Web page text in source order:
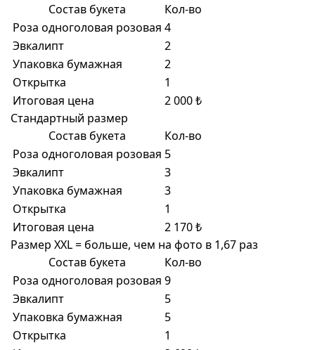
Состав букета
Кол-во
Роза одноголовая розовая 4
Эвкалипт
2
Упаковка бумажная
2
Открытка
1
Итоговая цена
2 000 ₺
Стандартный размер
Состав букета
Кол-во
Роза одноголовая розовая 5
Эвкалипт
3
Упаковка бумажная
3
Открытка
1
Итоговая цена
2 170 ₺
Размер XXL = больше, чем на фото в 1,67 раз
Состав букета
Кол-во
Роза одноголовая розовая 9
Эвкалипт
5
Упаковка бумажная
5
Открытка
1